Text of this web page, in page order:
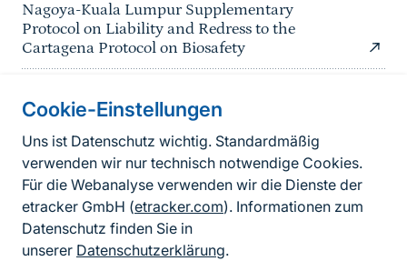
Cookie-Einstellungen
Uns ist Datenschutz wichtig. Standardmäßig
verwenden wir nur technisch notwendige Cookies.
Für die Webanalyse verwenden wir die Dienste der
etracker GmbH (etracker.com). Informationen zum
Datenschutz finden Sie in
unserer Datenschutzerklärung.
Nagoya-Kuala Lumpur Supplementary
Protocol on Liability and Redress to the
Cartagena Protocol on Biosafety
Informationen zur Seite
FußzeileKontakt zum BfN
Kontaktformular
Erklärung zur Barrierefreiheit